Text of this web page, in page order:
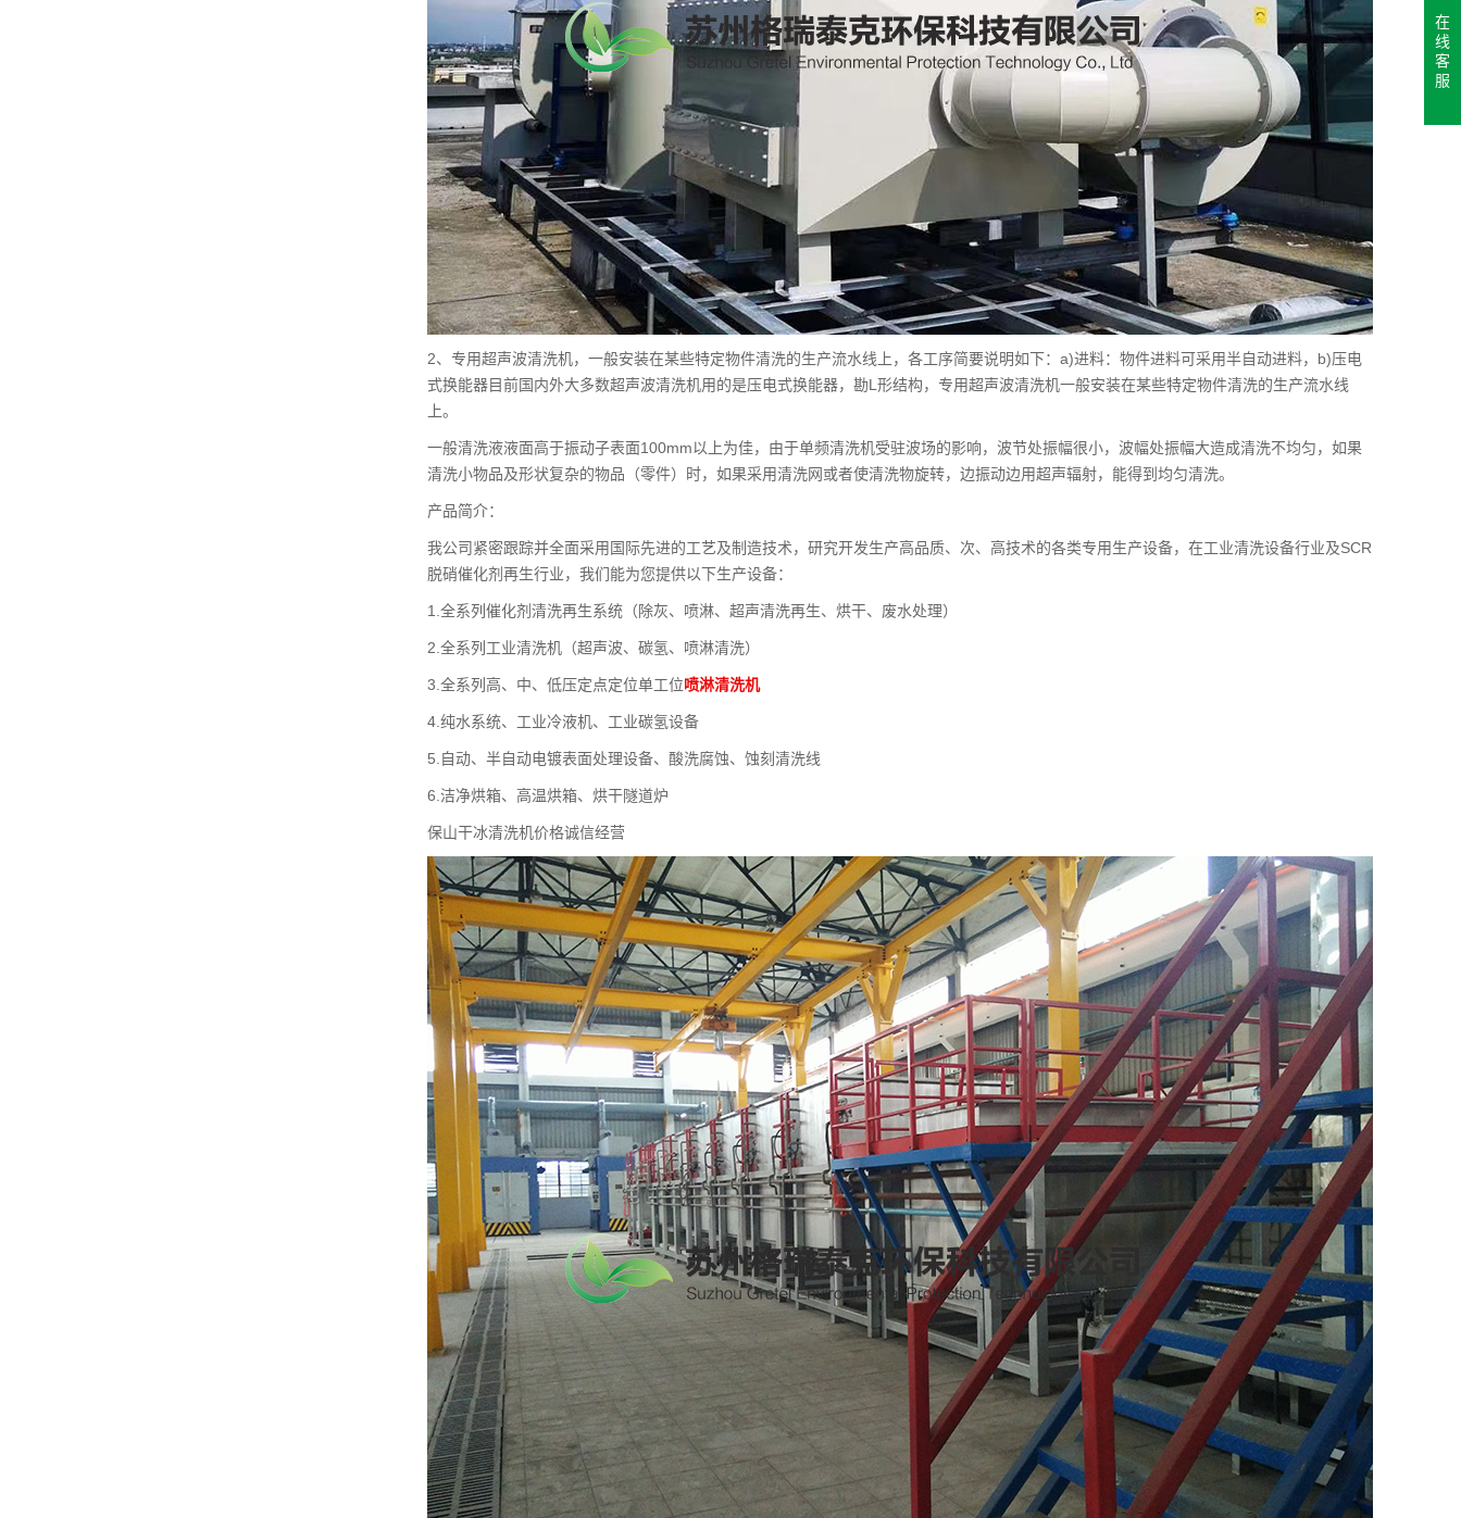
2、专用超声波清洗机，一般安装在某些特定物件清洗的生产流水线上，各工序简要说明如下：a)进料：物件进料可采用半自动进料，b)压电
式换能器目前国内外大多数超声波清洗机用的是压电式换能器，勘L形结构，专用超声波清洗机一般安装在某些特定物件清洗的生产流水线
上。
一般清洗液液面高于振动子表面100mm以上为佳，由于单频清洗机受驻波场的影响，波节处振幅很小，波幅处振幅大造成清洗不均匀，如果
清洗小物品及形状复杂的物品（零件）时，如果采用清洗网或者使清洗物旋转，边振动边用超声辐射，能得到均匀清洗。
产品简介：
我公司紧密跟踪并全面采用国际先进的工艺及制造技术，研究开发生产高品质、次、高技术的各类专用生产设备，在工业清洗设备行业及SCR
脱硝催化剂再生行业，我们能为您提供以下生产设备：
1.全系列催化剂清洗再生系统（除灰、喷淋、超声清洗再生、烘干、废水处理）
2.全系列工业清洗机（超声波、碳氢、喷淋清洗）
3.全系列高、中、低压定点定位单工位喷淋清洗机
4.纯水系统、工业冷液机、工业碳氢设备
5.自动、半自动电镀表面处理设备、酸洗腐蚀、蚀刻清洗线
6.洁净烘箱、高温烘箱、烘干隧道炉
保山干冰清洗机价格诚信经营
在
线
客
服